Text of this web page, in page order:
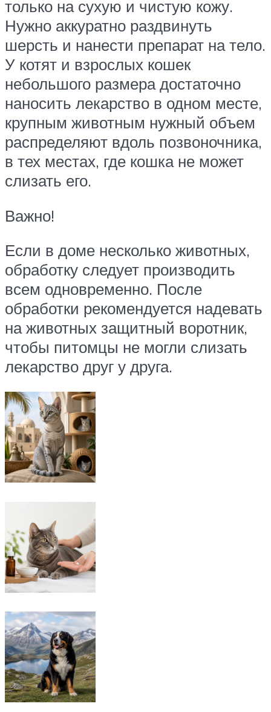
только на сухую и чистую кожу.
Нужно аккуратно раздвинуть
шерсть и нанести препарат на тело.
У котят и взрослых кошек
небольшого размера достаточно
наносить лекарство в одном месте,
крупным животным нужный объем
распределяют вдоль позвоночника,
в тех местах, где кошка не может
слизать его.
Важно!
Если в доме несколько животных,
обработку следует производить
всем одновременно. После
обработки рекомендуется надевать
на животных защитный воротник,
чтобы питомцы не могли слизать
лекарство друг у друга.